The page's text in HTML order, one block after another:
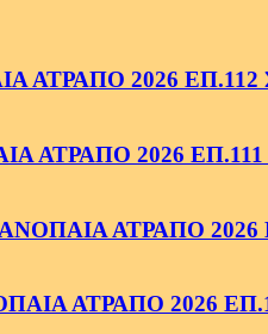
ΑΤΡΑΠΟ 2026 ΕΠ.112
ΑΤΡΑΠΟ 2026
ΑΤΡΑΠΟ 2026
ΑΤΡΑΠΟ 2026